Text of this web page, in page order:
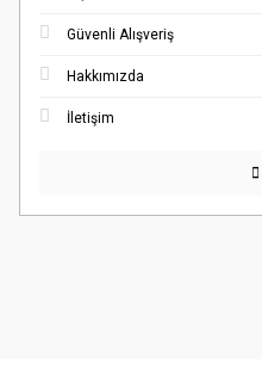
Güvenli Alışveriş
Hakkımızda
İletişim